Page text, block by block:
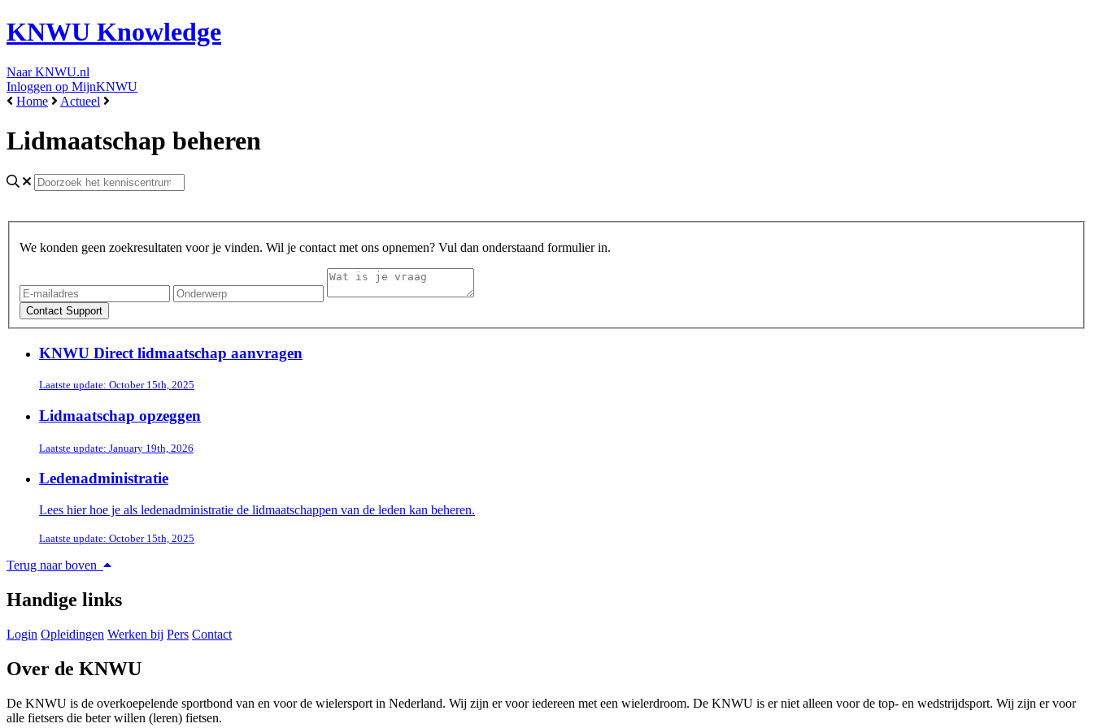
KNWU Knowledge
Naar KNWU.nl
Inloggen op MijnKNWU
Home
Actueel
Lidmaatschap beheren
We konden geen zoekresultaten voor je vinden. Wil je contact met ons opnemen? Vul dan onderstaand formulier in.
KNWU Direct lidmaatschap aanvragen
Laatste update: October 15th, 2025
Lidmaatschap opzeggen
Laatste update: January 19th, 2026
Ledenadministratie
Lees hier hoe je als ledenadministratie de lidmaatschappen van de leden kan beheren.
Laatste update: October 15th, 2025
Terug naar boven
Handige links
Login Opleidingen Werken bij Pers Contact
Over de KNWU
De KNWU is de overkoepelende sportbond van en voor de wielersport in Nederland. Wij zijn er voor iedereen met een wielerdroom. De KNWU is er niet alleen voor de top- en wedstrijdsport. Wij zijn er voor
alle fietsers die beter willen (leren) fietsen.